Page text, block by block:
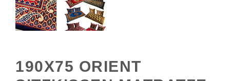
SITZKISSEN MATRATZE